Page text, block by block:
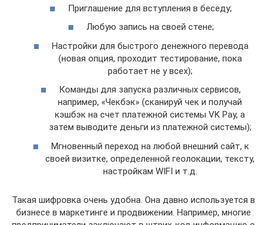
Приглашение для вступления в беседу;
Любую запись на своей стене;
Настройки для быстрого денежного перевода
(новая опция, проходит тестирование, пока
работает не у всех);
Команды для запуска различных сервисов,
например, «Чекбэк» (сканируй чек и получай
кэшбэк на счет платежной системы VK Pay, а
затем выводите деньги из платежной системы);
Мгновенный переход на любой внешний сайт, к
своей визитке, определенной геолокации, тексту,
настройкам WIFI и т.д.
Такая шифровка очень удобна. Она давно используется в
бизнесе в маркетинге и продвижении. Например, многие